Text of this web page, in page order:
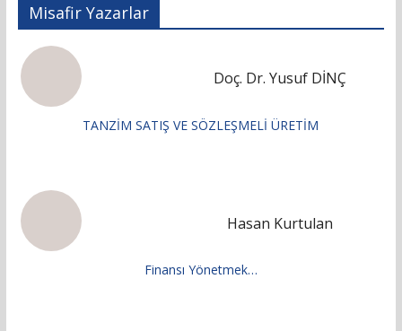
Misafir Yazarlar
Doç. Dr. Yusuf DİNÇ
TANZİM SATIŞ VE SÖZLEŞMELİ ÜRETİM
Hasan Kurtulan
Finansı Yönetmek…